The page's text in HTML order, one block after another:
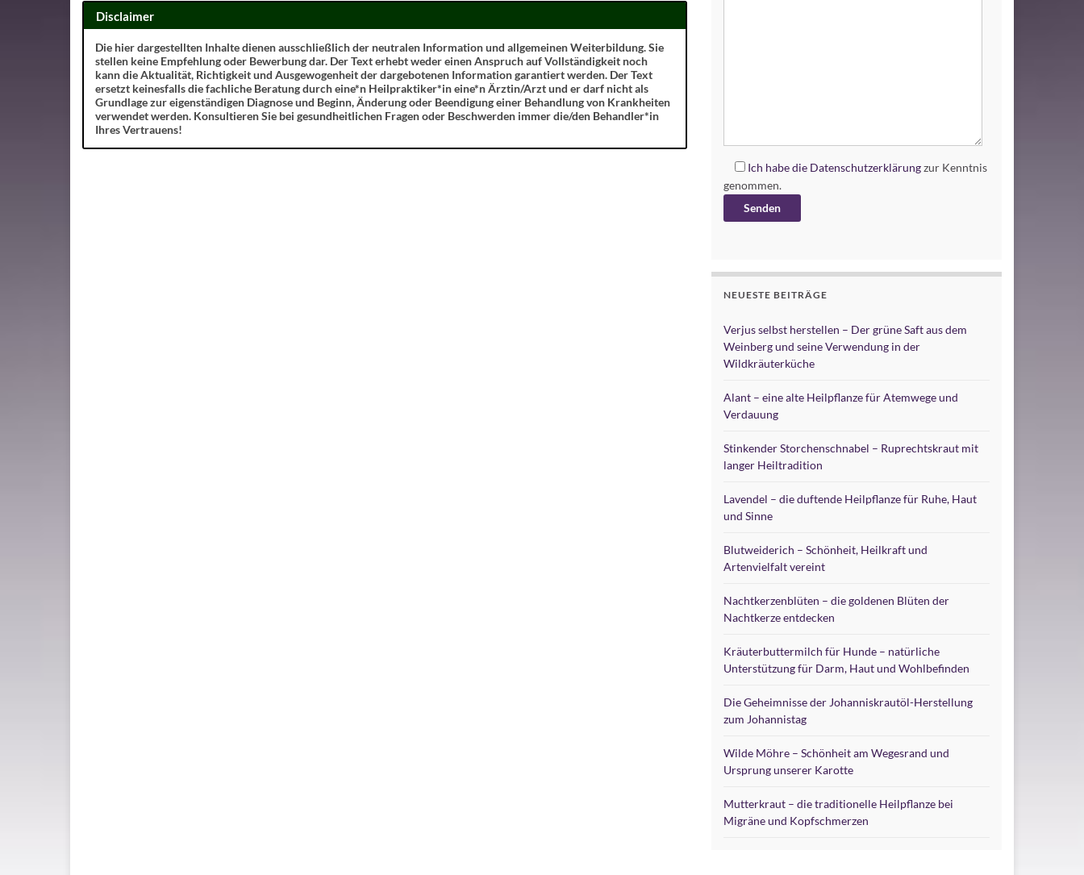
Disclaimer
Die hier dargestellten Inhalte dienen ausschließlich der neutralen Information und allgemeinen Weiterbildung. Sie
stellen keine Empfehlung oder Bewerbung dar. Der Text erhebt weder einen Anspruch auf Vollständigkeit noch
kann die Aktualität, Richtigkeit und Ausgewogenheit der dargebotenen Information garantiert werden. Der Text
ersetzt keinesfalls die fachliche Beratung durch eine*n Heilpraktiker*in eine*n Ärztin/Arzt und er darf nicht als
Grundlage zur eigenständigen Diagnose und Beginn, Änderung oder Beendigung einer Behandlung von Krankheiten
verwendet werden. Konsultieren Sie bei gesundheitlichen Fragen oder Beschwerden immer die/den Behandler*in
Ihres Vertrauens!
Ich habe die Datenschutzerklärungzur Kenntnis
genommen.
NEUESTE BEITRÄGE
Verjus selbst herstellen – Der grüne Saft aus dem
Weinberg und seine Verwendung in der
Wildkräuterküche
Alant – eine alte Heilpflanze für Atemwege und
Verdauung
Stinkender Storchenschnabel – Ruprechtskraut mit
langer Heiltradition
Lavendel – die duftende Heilpflanze für Ruhe, Haut
und Sinne
Blutweiderich – Schönheit, Heilkraft und
Artenvielfalt vereint
Nachtkerzenblüten – die goldenen Blüten der
Nachtkerze entdecken
Kräuterbuttermilch für Hunde – natürliche
Unterstützung für Darm, Haut und Wohlbefinden
Die Geheimnisse der Johanniskrautöl-Herstellung
zum Johannistag
Wilde Möhre – Schönheit am Wegesrand und
Ursprung unserer Karotte
Mutterkraut – die traditionelle Heilpflanze bei
Migräne und Kopfschmerzen